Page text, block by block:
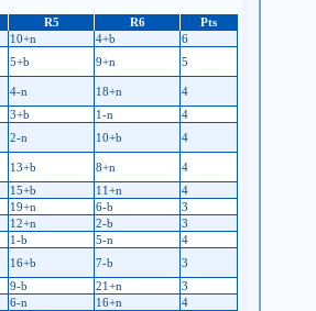
R5 R6
Pts
10+n 4+b
6
5+b 9+n 5
4-n 18+n
4
3+b 1-n
4
2-n 10+b 4
13+b 8+n
4
15+b 11+n
4
19+n 6-b
3
12+n 2-b
3
1-b 5-n
4
16+b 7-b
3
9-b 21+n
3
6-n 16+n
4